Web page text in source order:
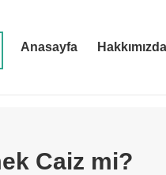
Anasayfa Hakkımızda
Caiz mi?